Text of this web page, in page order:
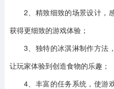
2、精致细致的场景设计，
获得更细致的游戏体验；
3、独特的冰淇淋制作方法
让玩家体验到创造食物的乐趣；
4、丰富的任务系统，使游